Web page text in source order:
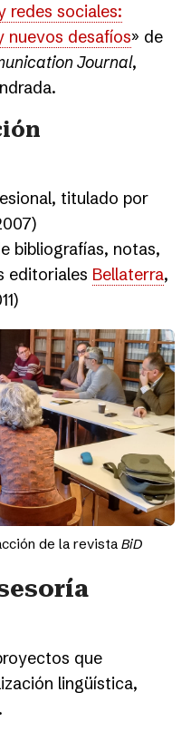
redes sociales:
nuevos desafíos» de
Journal,
titulado por
bibliografías, notas,
editoriales Bellaterra,
de la revista BiD
que
lingüística,